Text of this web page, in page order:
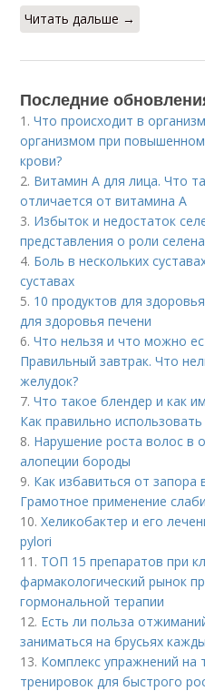
Читать дальше →
Последние
1.Что происходит в
организмом при
крови?
2. Витамин A для лица. Что
отличается от витамина А
3. Избыток и недостаток
представления о роли
4. Боль в нескольких
суставах
5. 10 продуктов для
для здоровья печени
6.Что нельзя и что можно
Правильный завтрак. Что
желудок?
7.Что такое блендер и как
Как правильно
8. Нарушение роста волос в
алопеции бороды
9. Как избавиться от запора
Грамотное применение
10.Хеликобактер и его
pylori
11. ТОП 15 препаратов при
фармакологический рынок
гормональной терапии
12. Есть ли польза
заниматься на брусьях
13. Комплекс упражнений на
тренировок для быстрого